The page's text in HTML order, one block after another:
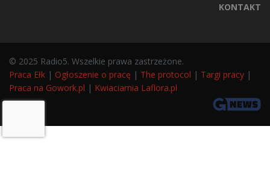
KONTAKT
© 2025 Radio5. Wszelkie prawa zastrzeżone.
Praca Ełk | Ogłoszenie o pracę | The protocol | Targi pracy |
Praca na Gowork.pl | Kwiaciarnia Laflora.pl